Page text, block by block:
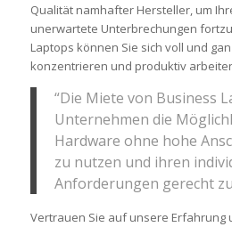
Qualität namhafter Hersteller, um
unerwartete Unterbrechungen
Laptops können Sie sich voll und
konzentrieren und produktiv
“Die Miete von Business
Unternehmen die
Hardware ohne hohe
zu nutzen und ihren
Anforderungen gerecht
Vertrauen Sie auf unsere Erfahrung